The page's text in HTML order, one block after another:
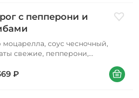
с пепперони и
соус чесночный,
свежие, пепперони,
₽ В корзину